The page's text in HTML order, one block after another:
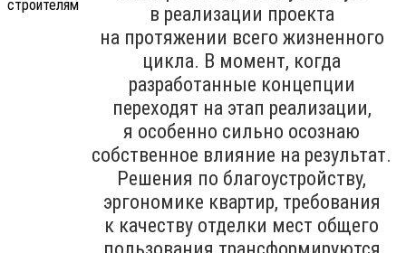
в реализации проекта
на протяжении всего жизненного
цикла. В момент, когда
разработанные концепции
переходят на этап реализации,
я особенно сильно осознаю
собственное влияние на результат.
Решения по благоустройству,
эргономике квартир, требования
к качеству отделки мест общего